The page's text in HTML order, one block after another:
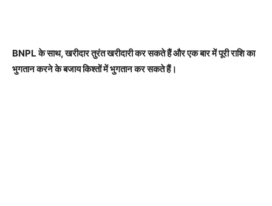
BNPL के साथ, खरीदार तुरंत खरीदारी कर सकते हैं और एक बार में पूरी राशि का
भुगतान करने के बजाय किश्तों में भुगतान कर सकते हैं।